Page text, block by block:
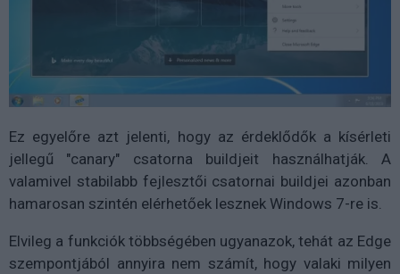
Ez egyelőre azt jelenti, hogy az érdeklődők a kísérleti
jellegű "canary" csatorna buildjeit használhatják. A
valamivel stabilabb fejlesztői csatornai buildjei azonban
hamarosan szintén elérhetőek lesznek Windows 7-re is.
Elvileg a funkciók többségében ugyanazok, tehát az Edge
szempontjából annyira nem számít, hogy valaki milyen